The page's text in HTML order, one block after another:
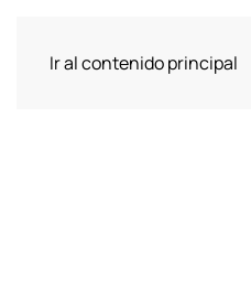
Ir al contenido principal